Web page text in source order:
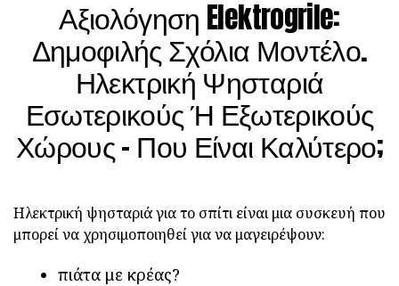
Αξιολόγηση Elektrogrile:
Δημοφιλής Σχόλια Μοντέλο.
Ηλεκτρική Ψησταριά
Εσωτερικούς Ή Εξωτερικούς
Χώρους - Που Είναι Καλύτερο;
Ηλεκτρική ψησταριά για το σπίτι είναι μια συσκευή που
μπορεί να χρησιμοποιηθεί για να μαγειρέψουν:
πιάτα με κρέας?